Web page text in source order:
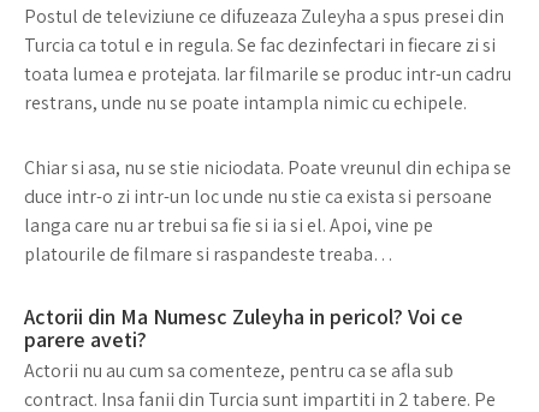
Postul de televiziune ce difuzeaza Zuleyha a spus presei din
Turcia ca totul e in regula. Se fac dezinfectari in fiecare zi si
toata lumea e protejata. Iar filmarile se produc intr-un cadru
restrans, unde nu se poate intampla nimic cu echipele.
Chiar si asa, nu se stie niciodata. Poate vreunul din echipa se
duce intr-o zi intr-un loc unde nu stie ca exista si persoane
langa care nu ar trebui sa fie si ia si el. Apoi, vine pe
platourile de filmare si raspandeste treaba…
Actorii din Ma Numesc Zuleyha in pericol? Voi ce
parere aveti?
Actorii nu au cum sa comenteze, pentru ca se afla sub
contract. Insa fanii din Turcia sunt impartiti in 2 tabere. Pe